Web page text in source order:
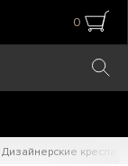
0
Дизайнерские кресла